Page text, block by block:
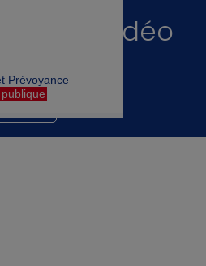
Prévoyance
en vidéo
Filtres